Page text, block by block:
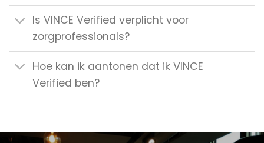
Is VINCE Verified verplicht voor
zorgprofessionals?
Hoe kan ik aantonen dat ik VINCE
Verified ben?